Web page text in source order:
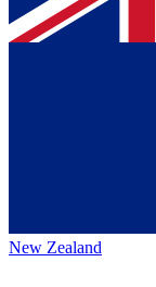
New Zealand